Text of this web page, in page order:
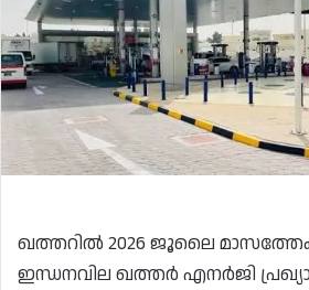
ഖത്തറിൽ 2026 ജൂലൈ
ഇന്ധനവില ഖത്തർ എനർജി